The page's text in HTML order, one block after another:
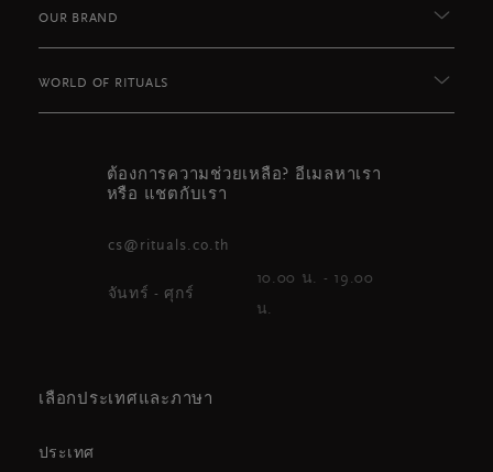
OUR BRAND
WORLD OF RITUALS
ต้องการความช่วยเหลือ? อีเมลหาเรา
หรือ แชตกับเรา
cs@rituals.co.th
จันทร์ - ศุกร์
10.00 น. - 19.00
น.
เลือกประเทศและภาษา
ประเทศ